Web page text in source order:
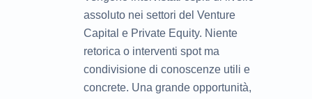
assoluto nei settori del Venture
Capital e Private Equity. Niente
retorica o interventi spot ma
condivisione di conoscenze utili e
concrete. Una grande opportunità,